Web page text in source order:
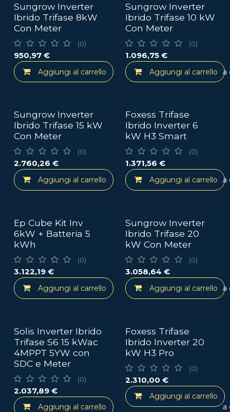
Sungrow Inverter
Ibrido Trifase 8kW
Con Meter
(0)
950,97 €
Aggiungi al carrello Aggiungi alla lista
Sungrow Inverter
Ibrido Trifase 10 kW
Con Meter
(0)
1.096,75€
Aggiungi al carrello
Sungrow Inverter
Ibrido Trifase 15 kW
Con Meter
(0)
2.760,26 €
Aggiungi al carrello Aggiungi alla lista
Foxess Trifase
Ibrido Inverter 6
kW H3 Smart
(0)
1.371,56 €
Aggiungi al carrello
Ep Cube Kit Inv
6kW + Batteria 5
kWh
(0)
3.122,19 €
Aggiungi al carrello Aggiungi alla lista
Sungrow Inverter
Ibrido Trifase 20
kW Con Meter
(0)
3.058,64 €
Aggiungi al carrello
Solis Inverter Ibrido
Trifase S6 15 kWac
4MPPT 5YW con
SDC e Meter
(0)
2.037,89 €
Aggiungi al carrello Aggiungi alla lista
Foxess Trifase
Ibrido Inverter 20
kW H3 Pro
(0)
2.310,00 €
Aggiungi al carrello